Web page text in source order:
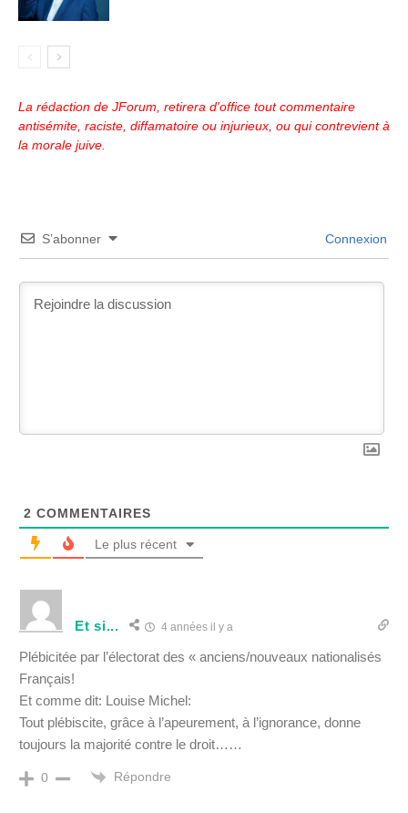
La rédaction de JForum, retirera d'office tout commentaire
antisémite, raciste, diffamatoire ou injurieux, ou qui contrevient à
la morale juive.
S’abonner Connexion
2 COMMENTAIRES
Le plus récent
Et si... 4 années il y a
Plébicitée par l’électorat des « anciens/nouveaux nationalisés
Français!
Et comme dit: Louise Michel:
Tout plébiscite, grâce à l’apeurement, à l’ignorance, donne
toujours la majorité contre le droit……
0 Répondre